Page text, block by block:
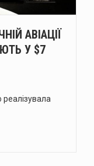
АВІАЦІЇ
У $7